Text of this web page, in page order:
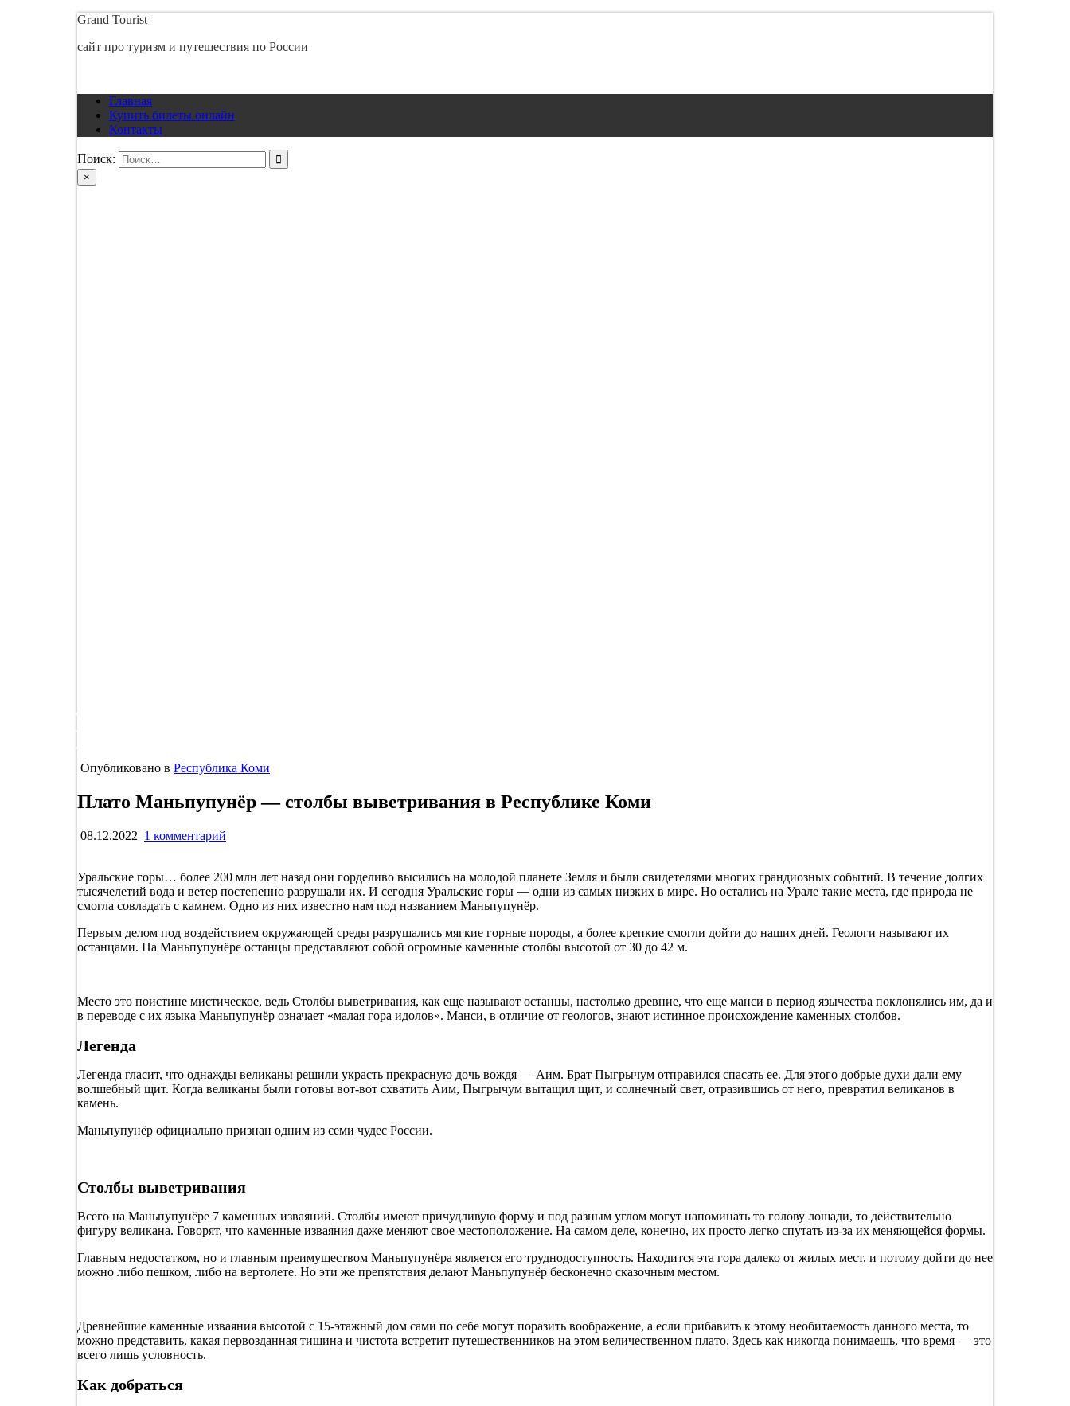
содержимому
Grand Tourist
сайт про туризм и путешествия по России
Главная
Купить билеты онлайн
Контакты
Поиск:
×
Опубликовано в Республика Коми
Плато Маньпупунёр — столбы выветривания в Республике Коми
08.12.2022 1 комментарий
Маньпупунёр
—
столбы
в
Республике
Уральские горы… более 200 млн лет назад они горделиво высились на молодой планете Земля и были свидетелями многих грандиозных событий. В течение долгих
тысячелетий вода и ветер постепенно разрушали их. И сегодня Уральские горы — одни из самых низких в мире. Но остались на Урале такие места, где природа не
смогла совладать с камнем. Одно из них известно нам под названием Маньпупунёр.
Первым делом под воздействием окружающей среды разрушались мягкие горные породы, а более крепкие смогли дойти до наших дней. Геологи называют их
останцами. На Маньпупунёре останцы представляют собой огромные каменные столбы высотой от 30 до 42 м.
Место это поистине мистическое, ведь Столбы выветривания, как еще называют останцы, настолько древние, что еще манси в период язычества поклонялись им, да и
в переводе с их языка Маньпупунёр означает «малая гора идолов». Манси, в отличие от геологов, знают истинное происхождение каменных столбов.
Легенда
Легенда гласит, что однажды великаны решили украсть прекрасную дочь вождя — Аим. Брат Пыгрычум отправился спасать ее. Для этого добрые духи дали ему
волшебный щит. Когда великаны были готовы вот-вот схватить Аим, Пыгрычум вытащил щит, и солнечный свет, отразившись от него, превратил великанов в
камень.
Маньпупунёр официально признан одним из семи чудес России.
Столбы выветривания
Всего на Маньпупунёре 7 каменных изваяний. Столбы имеют причудливую форму и под разным углом могут напоминать то голову лошади, то действительно
фигуру великана. Говорят, что каменные изваяния даже меняют свое местоположение. На самом деле, конечно, их просто легко спутать из-за их меняющейся формы.
Главным недостатком, но и главным преимуществом Маньпупунёра является его труднодоступность. Находится эта гора далеко от жилых мест, и потому дойти до нее
можно либо пешком, либо на вертолете. Но эти же препятствия делают Маньпупунёр бесконечно сказочным местом.
Древнейшие каменные изваяния высотой с 15-этажный дом сами по себе могут поразить воображение, а если прибавить к этому необитаемость данного места, то
можно представить, какая первозданная тишина и чистота встретит путешественников на этом величественном плато. Здесь как никогда понимаешь, что время — это
всего лишь условность.
Как добраться